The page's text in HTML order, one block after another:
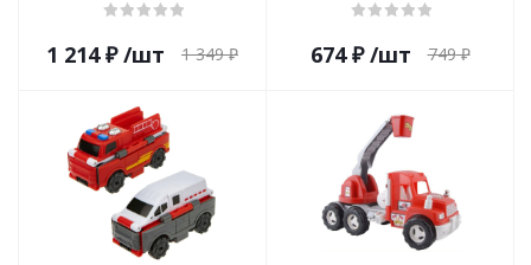
1 214₽ /шт 1 349₽ 674₽ /шт 749₽